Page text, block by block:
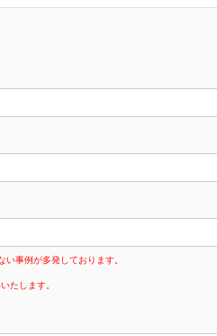
事例が多発しております。
たします。